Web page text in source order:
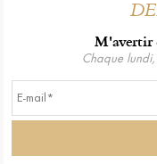
M'avertir
Chaque